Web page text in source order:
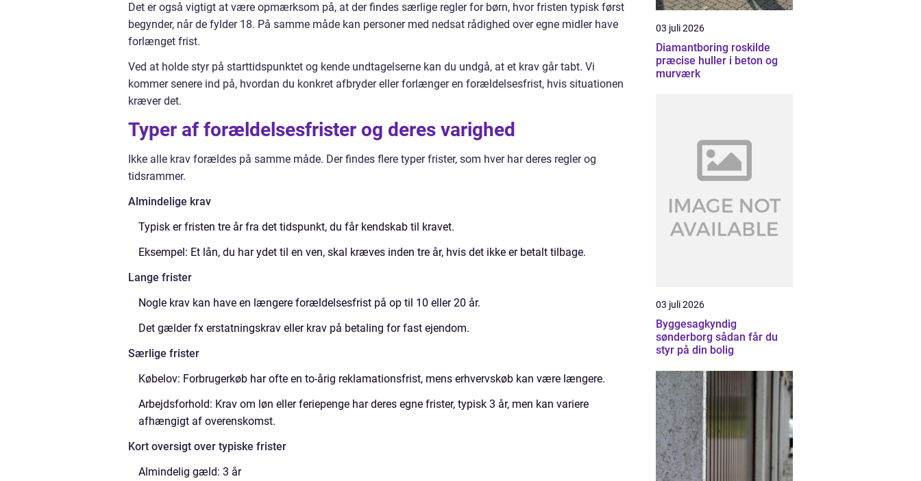
Det er også vigtigt at være opmærksom på, at der findes særlige regler for børn, hvor fristen typisk først
begynder, når de fylder 18. På samme måde kan personer med nedsat rådighed over egne midler have
forlænget frist.
Ved at holde styr på starttidspunktet og kende undtagelserne kan du undgå, at et krav går tabt. Vi
kommer senere ind på, hvordan du konkret afbryder eller forlænger en forældelsesfrist, hvis situationen
kræver det.
Typer af forældelsesfrister og deres varighed
Ikke alle krav forældes på samme måde. Der findes flere typer frister, som hver har deres regler og
tidsrammer.
Almindelige krav
Typisk er fristen tre år fra det tidspunkt, du får kendskab til kravet.
Eksempel: Et lån, du har ydet til en ven, skal kræves inden tre år, hvis det ikke er betalt tilbage.
Lange frister
Nogle krav kan have en længere forældelsesfrist på op til 10 eller 20 år.
Det gælder fx erstatningskrav eller krav på betaling for fast ejendom.
Særlige frister
Købelov: Forbrugerkøb har ofte en to-årig reklamationsfrist, mens erhvervskøb kan være længere.
Arbejdsforhold: Krav om løn eller feriepenge har deres egne frister, typisk 3 år, men kan variere
afhængigt af overenskomst.
Kort oversigt over typiske frister
Almindelig gæld: 3 år
03 juli 2026
Diamantboring roskilde
præcise huller i beton og
murværk
03 juli 2026
Byggesagkyndig
sønderborg sådan får du
styr på din bolig